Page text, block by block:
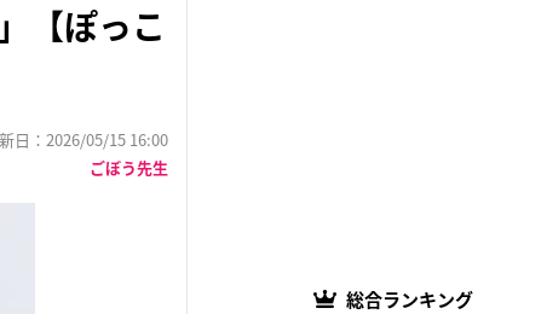
【ぽっこ
日：2026/05/15 16:00
ごぼう先生
総合ランキング